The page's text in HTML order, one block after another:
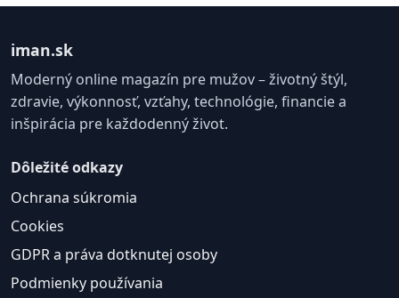
iman.sk
Moderný online magazín pre mužov – životný štýl,
zdravie, výkonnosť, vzťahy, technológie, financie a
inšpirácia pre každodenný život.
Dôležité odkazy
Ochrana súkromia
Cookies
GDPR a práva dotknutej osoby
Podmienky používania